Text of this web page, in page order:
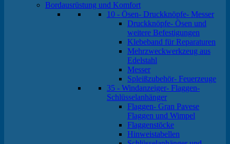
Bordausrüstung und Komfort
10 - Ösen- Druckknöpfe- Messer
Druckknöpfe- Ösen und
weitere Befestigungen
Klebeband für Reparaturen
Mehrzweckwerkzeug aus
Edelstahl
Messer
Spleißzubehör- Feuerzeuge
35 - Windanzeiger- Flaggen-
Schlüsselanhänger
Flaggen- Gran Pavese
Flaggen und Wimpel
Flaggenstöcke
Hinweistabellen